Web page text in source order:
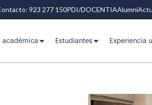
923 277 150PDI/DOCENTIAAlumni
académica Estudiantes Experiencia